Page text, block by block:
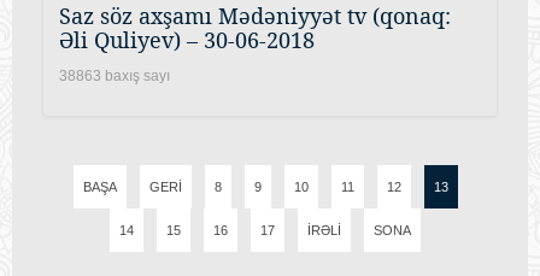
Saz söz axşamı Mədəniyyət tv (qonaq:
Əli Quliyev) – 30-06-2018
38863 baxış sayı
BAŞA GERI 8 9 10 11 12 13
14 15 16 17 İRƏLI SONA